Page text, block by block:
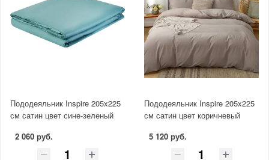
Пододеяльник Inspire 205x225
см сатин цвет сине-зеленый
2 060 руб.
Пододеяльник Inspire 205x225
см сатин цвет коричневый
5 120 руб.